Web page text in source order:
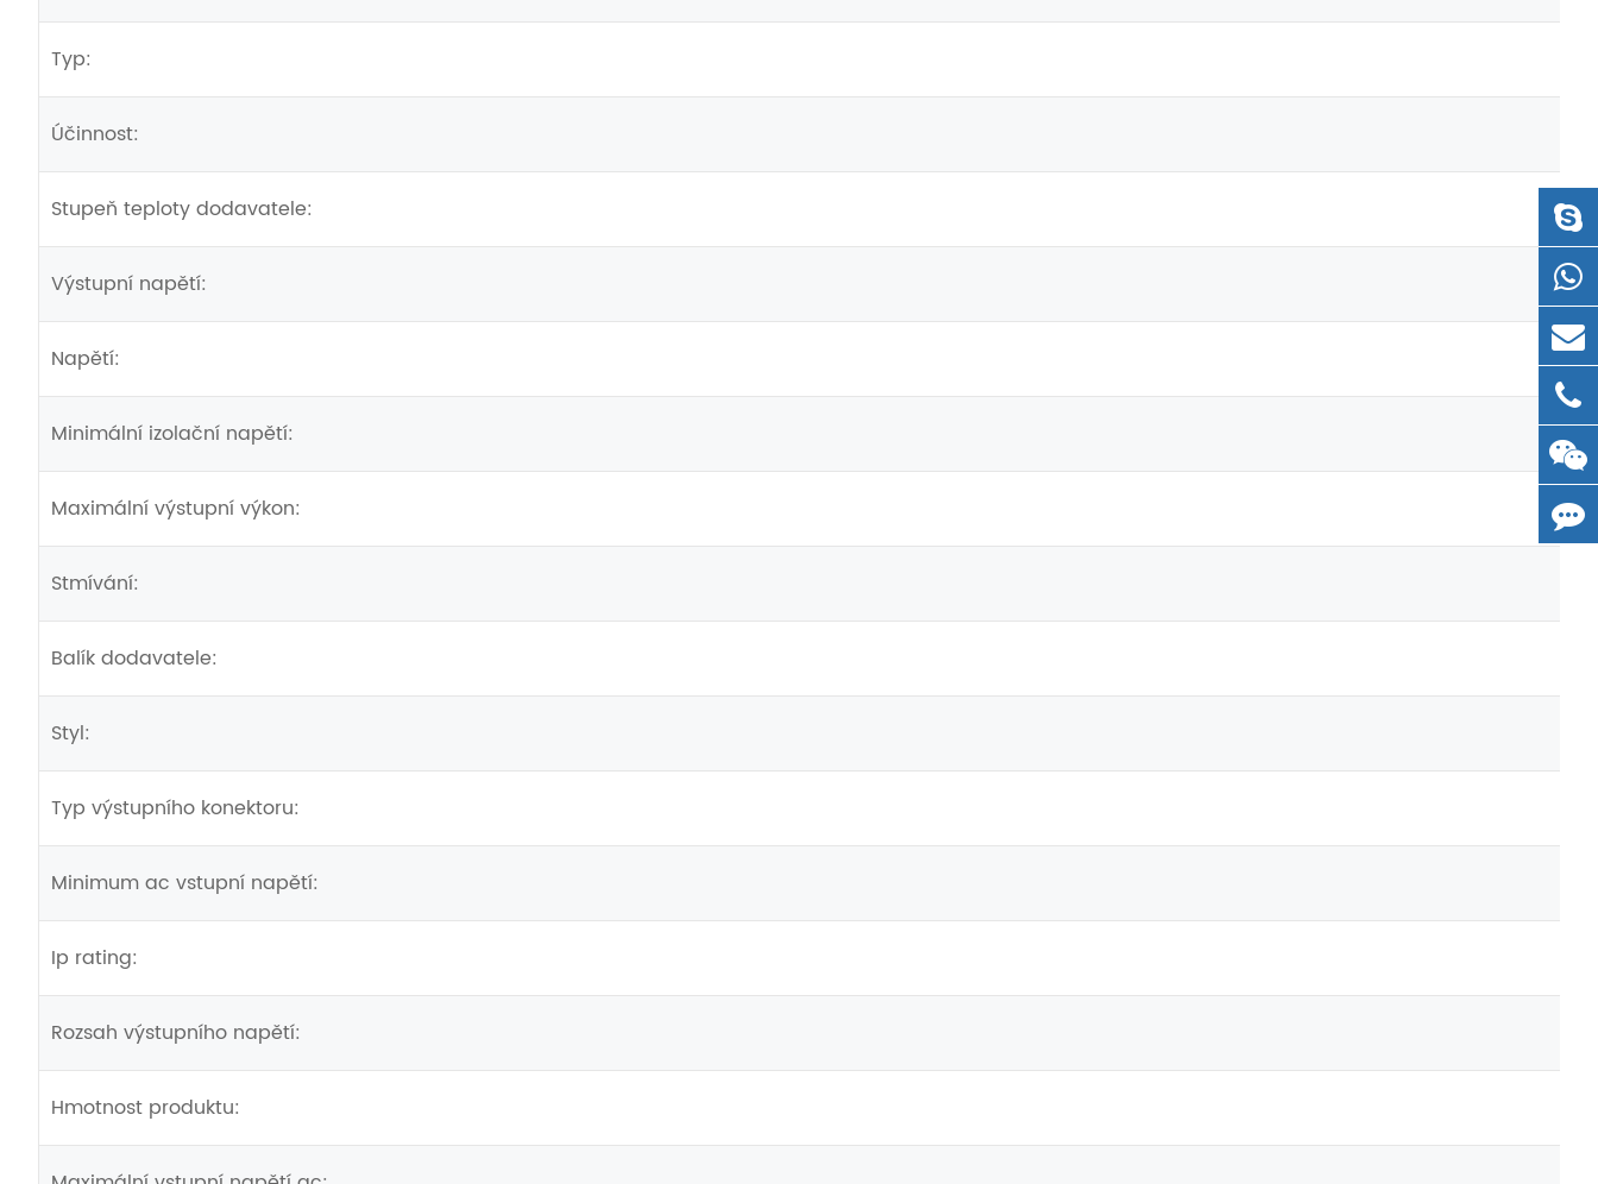
Typ:
Účinnost:
Stupeň teploty dodavatele:
Výstupní napětí:
Napětí:
Minimální izolační napětí:
Maximální výstupní výkon:
Stmívání:
Balík dodavatele:
Styl:
Typ výstupního konektoru:
Minimum ac vstupní napětí:
Ip rating:
Rozsah výstupního napětí:
Hmotnost produktu: